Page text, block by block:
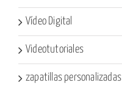
Vídeo Digital
Videotutoriales
zapatillas personalizadas